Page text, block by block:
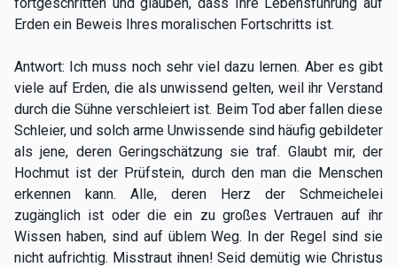
Erden ein Beweis Ihres moralischen Fortschritts ist.
Antwort: Ich muss noch sehr viel dazu lernen. Aber es gibt
viele auf Erden, die als unwissend gelten, weil ihr Verstand
durch die Sühne verschleiert ist. Beim Tod aber fallen diese
Schleier, und solch arme Unwissende sind häufig gebildeter
als jene, deren Geringschätzung sie traf. Glaubt mir, der
Hochmut ist der Prüfstein, durch den man die Menschen
erkennen kann. Alle, deren Herz der Schmeichelei
zugänglich ist oder die ein zu großes Vertrauen auf ihr
Wissen haben, sind auf üblem Weg. In der Regel sind sie
nicht aufrichtig. Misstraut ihnen! Seid demütig wie Christus